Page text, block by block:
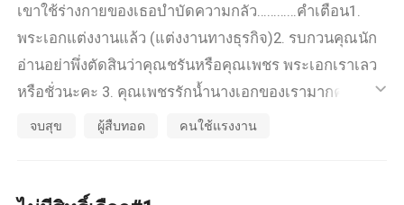
เขาใช้ร่างกายของเธอบำบัดความกลัว…………คำเตือน1.
พระเอกแต่งงานแล้ว (แต่งงานทางธุรกิจ)2. รบกวนคุณนัก
อ่านอย่าพึ่งตัดสินว่าคุณชรันหรือคุณเพชร พระเอกเราเลว
หรือชั่วนะคะ 3. คุณเพชรรักน้ำนางเอกของเรามากค่ะ
(หลังจากเจอนางเอกก็ไม่เคยนอกกาย นอกใจ ตามปกป้อง
ครั้ง คุณเพชรคลั่งรักหนักมากค่ะ (จ้องจะกินน้ำอย่างเดียว)
ic_default
จบสุข ผู้สืบทอด คนใช้แรงงาน